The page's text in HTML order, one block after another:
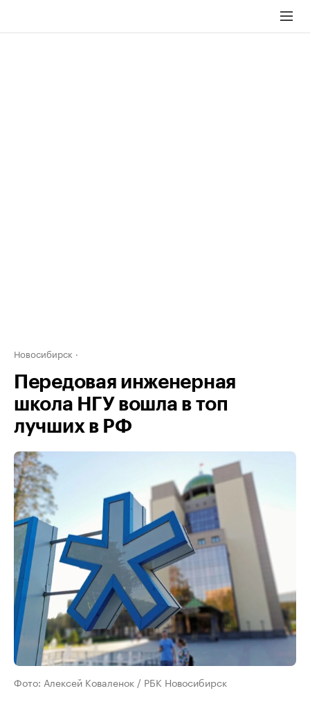
Новосибирск
Передовая инженерная
школа НГУ вошла в топ
лучших в РФ
Фото: Алексей Коваленок / РБК Новосибирск